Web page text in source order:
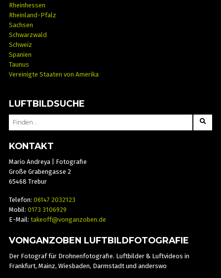
Rheinhessen
Rheinland-Pfalz
Sachsen
Schwarzwald
Schweiz
Spanien
Taunus
Vereinigte Staaten von Amerika
LUFTBILDSUCHE
SEARCH
KONTAKT
Mario Andreya | Fotografie
Große Grabengasse 2
65468 Trebur
Telefon: 06147 2032123
Mobil: 0173 3106929
E-Mail: takeoff@vonganzoben.de
VONGANZOBEN LUFTBILDFOTOGRAFIE
Der Fotograf für Drohnenfotografie. Luftbilder & Luftvideos in
Frankfurt, Mainz, Wiesbaden, Darmstadt und anderswo